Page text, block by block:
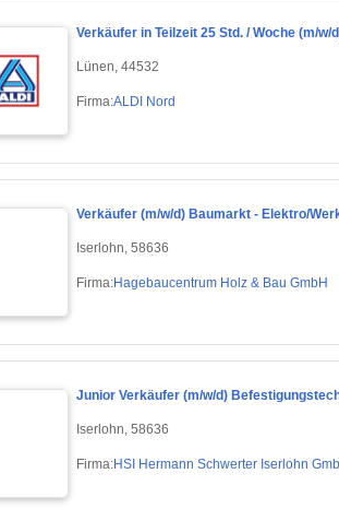
Verkäufer in Teilzeit 25 Std. / Woche (m/w/
Lünen, 44532
Firma:ALDI Nord
Verkäufer (m/w/d) Baumarkt - Elektro/
Iserlohn, 58636
Firma:Hagebaucentrum Holz & Bau GmbH
Junior Verkäufer (m/w/d)
Iserlohn, 58636
Firma:HSI Hermann Schwerter Iserlohn